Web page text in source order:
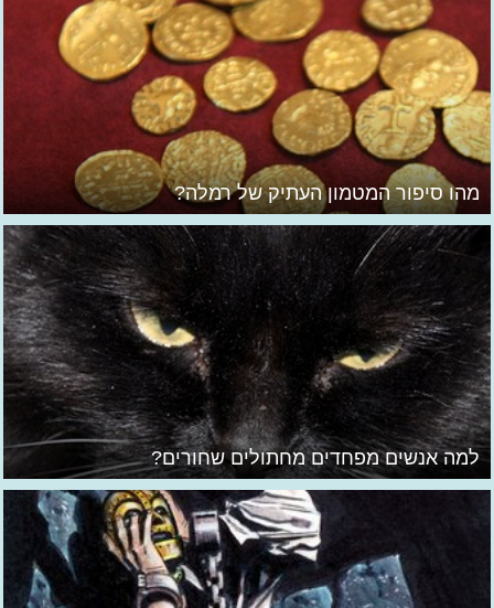
מהו סיפור המטמון העתיק של רמלה?
למה אנשים מפחדים מחתולים שחורים?